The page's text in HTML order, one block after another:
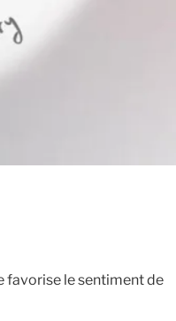
favorise le sentiment de